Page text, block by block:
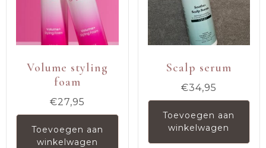
Volume styling
foam
€27,95
Toevoegen aan
winkelwagen
Scalp serum
€34,95
Toevoegen aan
winkelwagen